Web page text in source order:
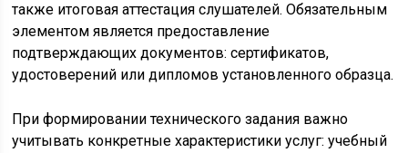
также итоговая аттестация слушателей. Обязательным
элементом является предоставление
подтверждающих документов: сертификатов,
удостоверений или дипломов установленного образца.
При формировании технического задания важно
учитывать конкретные характеристики услуг: учебный